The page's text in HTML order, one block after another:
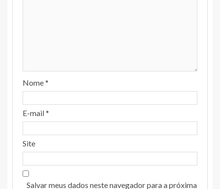
Nome*
E-mail*
Site
Salvar meus dados neste navegador para a próxima